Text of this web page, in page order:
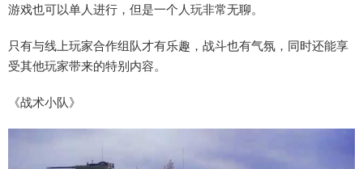
游戏也可以单人进行，但是一个人玩非常无聊。
只有与线上玩家合作组队才有乐趣，战斗也有气氛，同时还能享
受其他玩家带来的特别内容。
《战术小队》